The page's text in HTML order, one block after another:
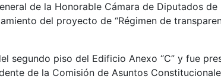
de la Honorable Cámara de Diputados de
del proyecto de “Régimen de
segundo piso del Edificio Anexo “C” y fue
de la Comisión de Asuntos